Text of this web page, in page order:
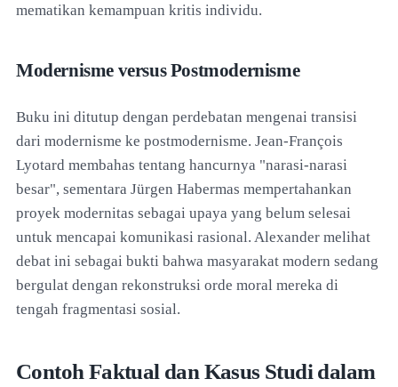
mematikan kemampuan kritis individu.
Modernisme versus Postmodernisme
Buku ini ditutup dengan perdebatan mengenai transisi
dari modernisme ke postmodernisme. Jean-François
Lyotard membahas tentang hancurnya "narasi-narasi
besar", sementara Jürgen Habermas mempertahankan
proyek modernitas sebagai upaya yang belum selesai
untuk mencapai komunikasi rasional. Alexander melihat
debat ini sebagai bukti bahwa masyarakat modern sedang
bergulat dengan rekonstruksi orde moral mereka di
tengah fragmentasi sosial.
Contoh Faktual dan Kasus Studi dalam